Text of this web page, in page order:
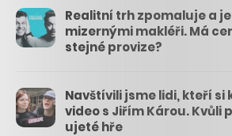
Realitní trh zpomaluje a
mizernými makléři. Má
stejné provize?
Navštívili jsme lidi, kteří si
video s Jiřím Károu. Kvůli
ujeté hře